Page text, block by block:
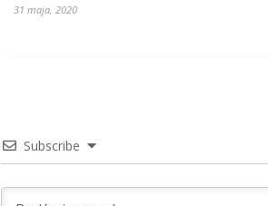
31 maja, 2020
Subscribe